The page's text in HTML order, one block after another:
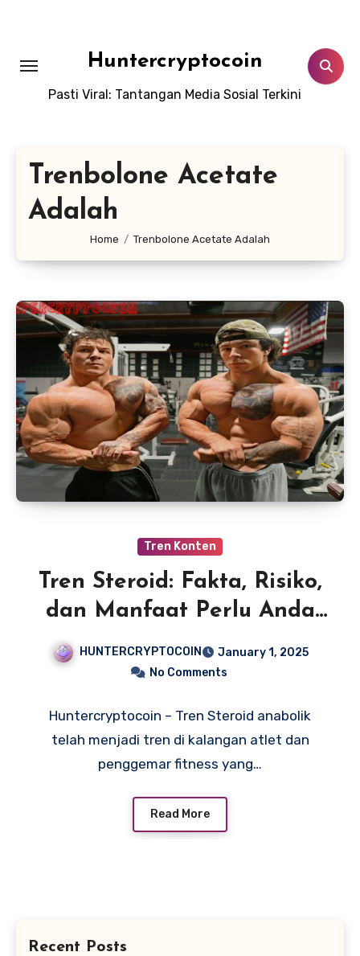
Huntercryptocoin
Pasti Viral: Tantangan Media Sosial Terkini
Trenbolone Acetate
Adalah
Home Trenbolone Acetate Adalah
Tren Konten
Tren Steroid: Fakta, Risiko,
dan Manfaat Perlu Anda
HUNTERCRYPTOCOIN
January 1, 2025
No Comments
Huntercryptocoin – Tren Steroid anabolik
telah menjadi tren di kalangan atlet dan
penggemar fitness yang…
Read More
Recent Posts